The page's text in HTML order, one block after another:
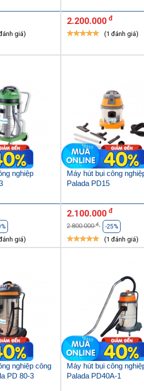
giá)
2.200.000đ
(1 đánh giá)
nghiệp
giá)
Máy hút bụi công
Palada PD15
2.100.000đ
2.800.000đ -25%
(1 đánh giá)
nghiệp công
PD 80-3
Máy hút bụi công
Palada PD40A-1